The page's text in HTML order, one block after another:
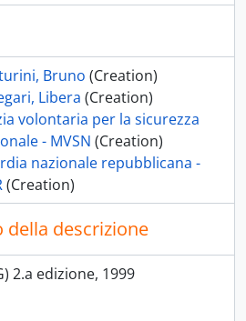
Bruno (Creation)
Libera (Creation)
volontaria per la sicurezza
- MVSN (Creation)
nazionale repubblicana -
(Creation)
descrizione
2.a edizione, 1999